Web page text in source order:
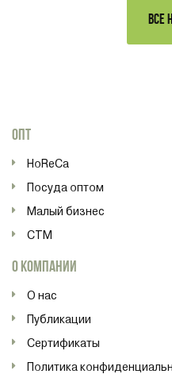
ВСЕ
ОПТ
HoReCa
Посуда оптом
Малый бизнес
СТМ
О КОМПАНИИ
О нас
Публикации
Сертификаты
Политика